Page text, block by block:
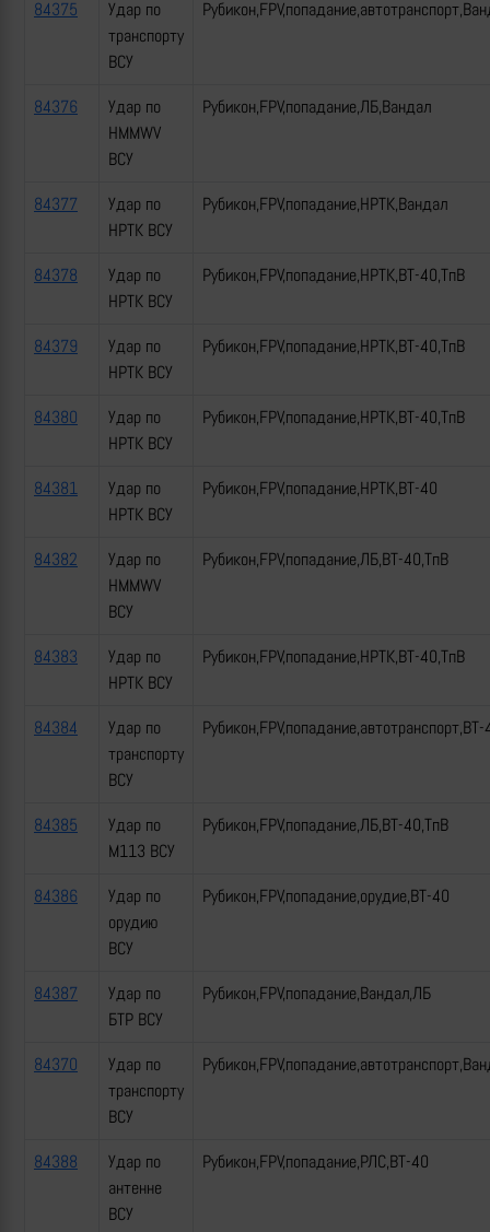
84375
Удар по
транспорту
ВСУ
84376
Удар по
HMMWV
ВСУ
Рубикон,FPV,попадание,ЛБ,Вандал
84377
Удар по
НРТК ВСУ
Рубикон,FPV,попадание,НРТК,Вандал
84378
Удар по
НРТК ВСУ
Рубикон,FPV,попадание,НРТК,ВТ-40,ТпВ
84379
Удар по
НРТК ВСУ
Рубикон,FPV,попадание,НРТК,ВТ-40,ТпВ
84380
Удар по
НРТК ВСУ
Рубикон,FPV,попадание,НРТК,ВТ-40,ТпВ
84381
Удар по
НРТК ВСУ
Рубикон,FPV,попадание,НРТК,ВТ-40
84382
Удар по
HMMWV
ВСУ
Рубикон,FPV,попадание,ЛБ,ВТ-40,ТпВ
84383
Удар по
НРТК ВСУ
Рубикон,FPV,попадание,НРТК,ВТ-40,ТпВ
84384
Удар по
транспорту
ВСУ
84385
Удар по
М113 ВСУ
Рубикон,FPV,попадание,ЛБ,ВТ-40,ТпВ
84386
Удар по
орудию
ВСУ
Рубикон,FPV,попадание,орудие,ВТ-40
84387
Удар по
БТР ВСУ
Рубикон,FPV,попадание,Вандал,ЛБ
84370
Удар по
транспорту
ВСУ
84388
Удар по
антенне
ВСУ
Рубикон,FPV,попадание,РЛС,ВТ-40